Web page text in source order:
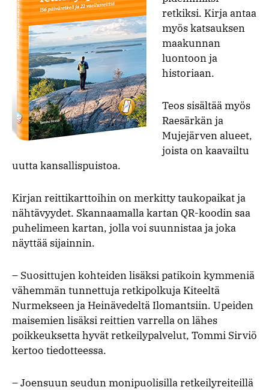
retkiksi. Kirja antaa
myös katsauksen
maakunnan
luontoon ja
historiaan.
Teos sisältää myös
Raesärkän ja
Mujejärven alueet,
joista on kaavailtu
uutta kansallispuistoa.
Kirjan reittikarttoihin on merkitty taukopaikat ja
nähtävyydet. Skannaamalla kartan QR-koodin saa
puhelimeen kartan, jolla voi suunnistaa ja joka
näyttää sijainnin.
– Suosittujen kohteiden lisäksi patikoin kymmeniä
vähemmän tunnettuja retkipolkuja Kiteeltä
Nurmekseen ja Heinävedeltä Ilomantsiin. Upeiden
maisemien lisäksi reittien varrella on lähes
poikkeuksetta hyvät retkeilypalvelut, Tommi Sirviö
kertoo tiedotteessa.
– Joensuun seudun monipuolisilla retkeilyreiteillä